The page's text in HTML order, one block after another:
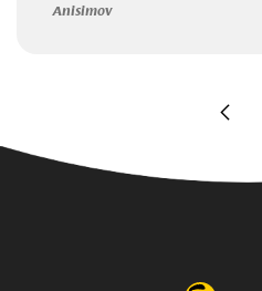
Anisimov